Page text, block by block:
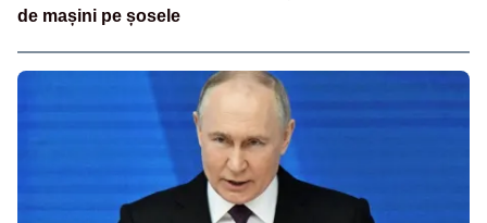
de mașini pe șosele